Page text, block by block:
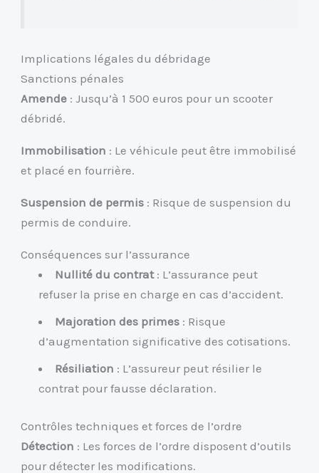
Implications légales du débridage
Sanctions pénales
Amende : Jusqu’à 1 500 euros pour un scooter
débridé.
Immobilisation : Le véhicule peut être immobilisé
et placé en fourrière.
Suspension de permis : Risque de suspension du
permis de conduire.
Conséquences sur l’assurance
Nullité du contrat: L’assurance peut
refuser la prise en charge en cas d’accident.
Majoration des primes : Risque
d’augmentation significative des cotisations.
Résiliation : L’assureur peut résilier le
contrat pour fausse déclaration.
Contrôles techniques et forces de l’ordre
Détection : Les forces de l’ordre disposent d’outils
pour détecter les modifications.